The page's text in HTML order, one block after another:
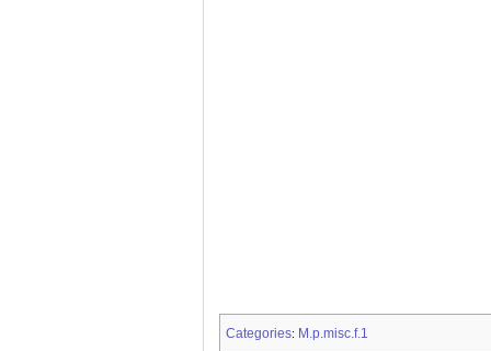
Categories: M.p.misc.f.1